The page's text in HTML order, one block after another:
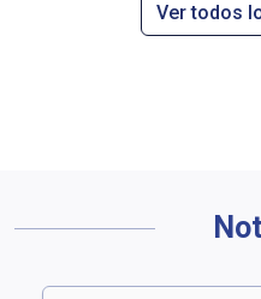
Ver todos